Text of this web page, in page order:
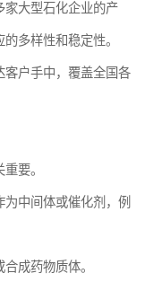
家大型石化企业的产
多样性和稳定性。
客户手中，覆盖全国各
要。
中间体或催化剂，例
成药物质体。